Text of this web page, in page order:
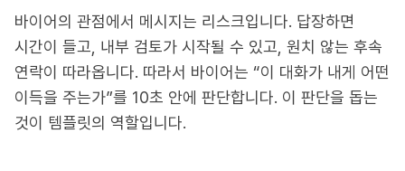
바이어의 관점에서 메시지는 리스크입니다. 답장하면
시간이 들고, 내부 검토가 시작될 수 있고, 원치 않는 후속
연락이 따라옵니다. 따라서 바이어는 “이 대화가 내게 어떤
이득을 주는가”를 10초 안에 판단합니다. 이 판단을 돕는
것이 템플릿의 역할입니다.